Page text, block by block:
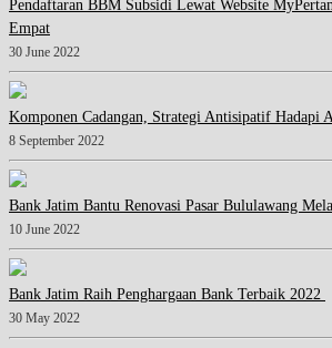
Pendaftaran BBM Subsidi Lewat Website
Empat
30 June 2022
Komponen Cadangan, Strategi Antisipatif Hadapi
8 September 2022
Bank Jatim Bantu Renovasi Pasar Bululawang
10 June 2022
Bank Jatim Raih Penghargaan Bank Terbaik 2022
30 May 2022